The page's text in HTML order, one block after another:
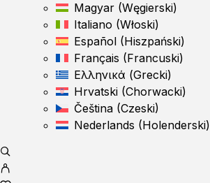
Magyar (Węgierski)
Italiano (Włoski)
Español (Hiszpański)
Français (Francuski)
Ελληνικά (Grecki)
Hrvatski (Chorwacki)
Čeština (Czeski)
Nederlands (Holenderski)